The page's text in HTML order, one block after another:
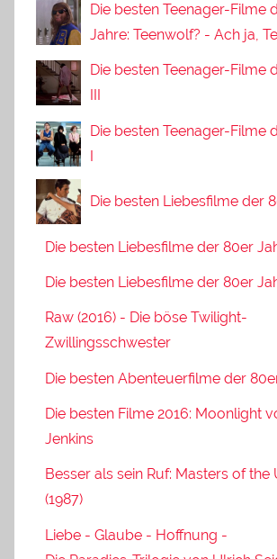
Die besten Teenager-Filme
Jahre: Teenwolf? - Ach ja,
Die besten Teenager-Filme
Die besten Teenager-Filme
I
Die besten Liebesfilme der
Die besten Liebesfilme der 80er
Die besten Liebesfilme der 80er
Raw (2016) - Die böse Twilight-
Zwillingsschwester
Die besten Abenteuerfilme der
Die besten Filme 2016: Moonlight
Jenkins
Besser als sein Ruf: Masters of the
(1987)
Liebe - Glaube - Hoffnung -